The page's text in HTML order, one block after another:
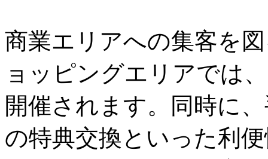
商業エリアへの集客を
ョッピングエリアでは
開催されます。同時に
の特典交換といった利